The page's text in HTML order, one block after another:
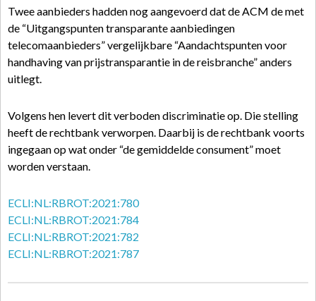
Twee aanbieders hadden nog aangevoerd dat de ACM de met
de “Uitgangspunten transparante aanbiedingen
telecomaanbieders” vergelijkbare “Aandachtspunten voor
handhaving van prijstransparantie in de reisbranche” anders
uitlegt.
Volgens hen levert dit verboden discriminatie op. Die stelling
heeft de rechtbank verworpen. Daarbij is de rechtbank voorts
ingegaan op wat onder “de gemiddelde consument” moet
worden verstaan.
ECLI:NL:RBROT:2021:780
ECLI:NL:RBROT:2021:784
ECLI:NL:RBROT:2021:782
ECLI:NL:RBROT:2021:787